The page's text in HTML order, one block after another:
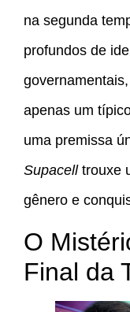
na segunda
profundos de
apenas um
uma premissa
Supacelltrouxe
gênero e
O
Final da